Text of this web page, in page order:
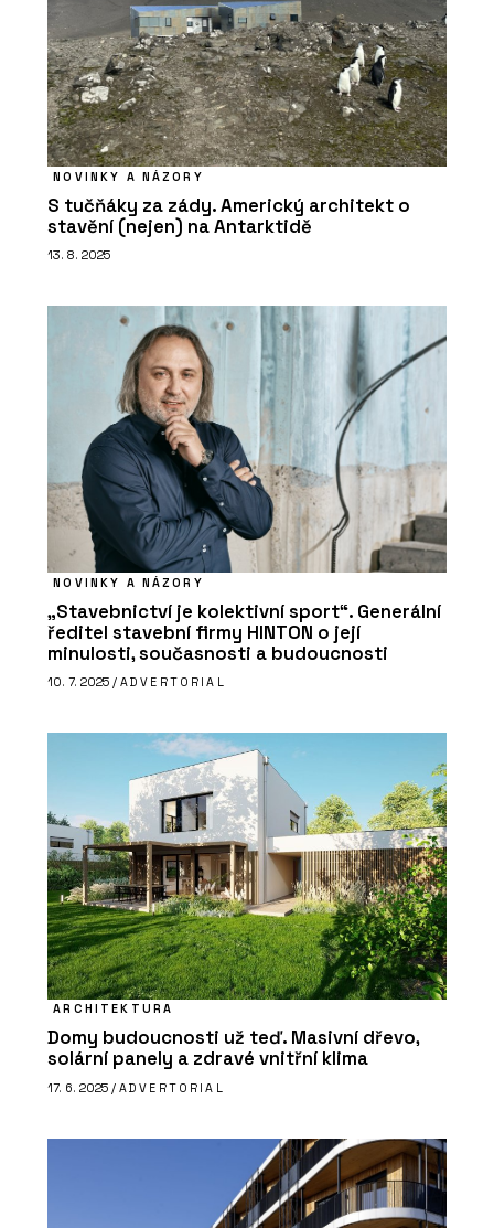
PRODUKTY
Modulární systém NOVATOP BLOCK
PRODUKTY
Třívrstvé desky NOVATOP FACADE
PRODUKTY
Duté panely NOVATOP ELEMENT
O FIRMĚ
AGROP NOVA a. s. (NOVATOP)
NOVINKY A NÁZORY
S tučňáky za zády. Americký architekt o
stavění (nejen) na Antarktidě
13. 8. 2025
NOVINKY A NÁZORY
„Stavebnictví je kolektivní sport“. Generální
ředitel stavební firmy HINTON o její
minulosti, současnosti a budoucnosti
10. 7. 2025 / ADVERTORIAL
ARCHITEKTURA
Domy budoucnosti už teď. Masivní dřevo,
solární panely a zdravé vnitřní klima
17. 6. 2025 / ADVERTORIAL